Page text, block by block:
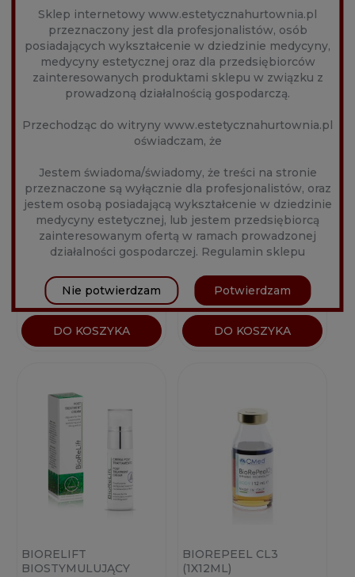
BIOREHYDRA SERUM
POZABIEGOWE 30ML
Producent: cmed
aesthetics
DO KOSZYKA
BIORELIFT
BIOSTYMULUJĄCY
KREM POZABIEGOWY
200ML
Producent: cmed
aesthetics
399,00 zł
DO KOSZYKA
BIORELIFT
BIOSTYMULUJĄCY
BIOREPEEL CL3
(1X12ML)
Sklep internetowy www.estetycznahurtownia.pl
przeznaczony jest dla profesjonalistów, osób
posiadających wykształcenie w dziedzinie medycyny,
medycyny estetycznej oraz dla przedsiębiorców
zainteresowanych produktami sklepu w związku z
prowadzoną działalnością gospodarczą.
Przechodząc do witryny www.estetycznahurtownia.pl
oświadczam, że
Jestem świadoma/świadomy, że treści na stronie
przeznaczone są wyłącznie dla profesjonalistów, oraz
jestem osobą posiadającą wykształcenie w dziedzinie
medycyny estetycznej, lub jestem przedsiębiorcą
zainteresowanym ofertą w ramach prowadzonej
działalności gospodarczej. Regulamin sklepu
Nie potwierdzam Potwierdzam